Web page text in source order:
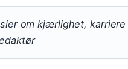
om kjærlighet,